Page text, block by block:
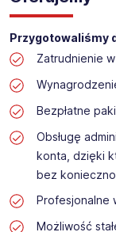
Przygotowaliśmy
Zatrudnienie
Bezpłatne
Obsługę
konta, dzięki
bez
Profesjonalne
Możliwość